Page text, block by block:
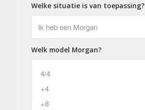
Welke situatie is van toepassing?
Welk model Morgan?